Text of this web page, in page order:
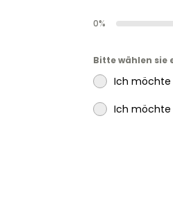
0%
Bitte wählen sie
Ich möchte
Ich möchte